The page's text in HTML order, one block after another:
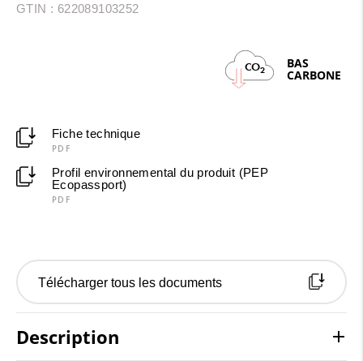
GTIN : 622089103252
CO2 BAS
CARBONE
Fiche technique
PDF
Profil environnemental du produit (PEP
Ecopassport)
PDF
Télécharger tous les documents
Description